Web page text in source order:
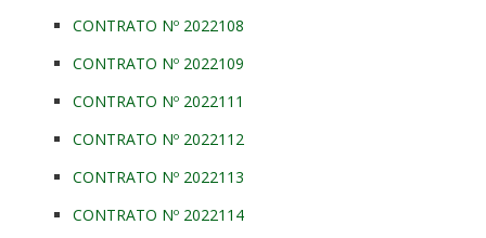
CONTRATO Nº 2022108
CONTRATO Nº 2022109
CONTRATO Nº 2022111
CONTRATO Nº 2022112
CONTRATO Nº 2022113
CONTRATO Nº 2022114